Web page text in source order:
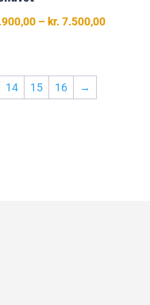
– kr. 7.500,00
14 15 16 →